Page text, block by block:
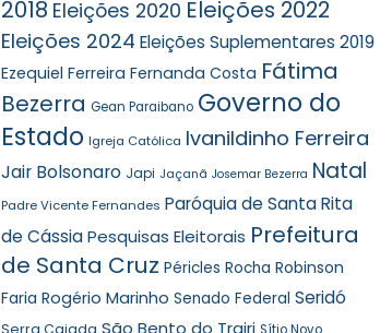
2018 Eleições 2020 Eleições 2022
Eleições 2024 Eleições Suplementares 2019
Ezequiel Ferreira Fernanda Costa Fátima
Bezerra Gean Paraibano Governo do
Estado Igreja Católica Ivanildinho Ferreira
Jair Bolsonaro Japi Jaçanã Josemar Bezerra Natal
Padre Vicente Fernandes Paróquia de Santa Rita
de Cássia Pesquisas Eleitorais Prefeitura
de Santa Cruz Péricles Rocha Robinson
Faria Rogério Marinho Senado Federal Seridó
Serra Caiada São Bento do Trairi